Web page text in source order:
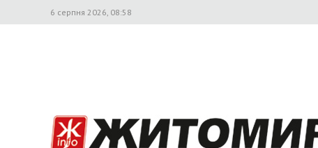
6 серпня 2026, 08:58